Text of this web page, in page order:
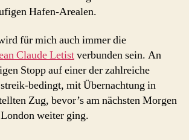
Hafen-Arealen.
für mich auch immer die
Claude Letistverbunden sein. An
Stopp auf einer der zahlreiche
streik-bedingt, mit Übernachtung in
Zug, bevor’s am nächsten Morgen
weiter ging.